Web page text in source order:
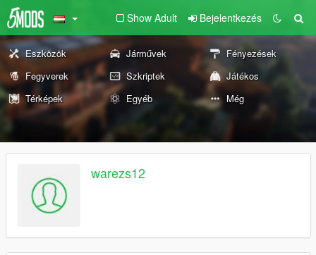
Show Adult Bejelentkezés
Eszközök Járművek
Fényezések
Fegyverek
Szkriptek
Játékos
Térképek
Egyéb Még
warezs12